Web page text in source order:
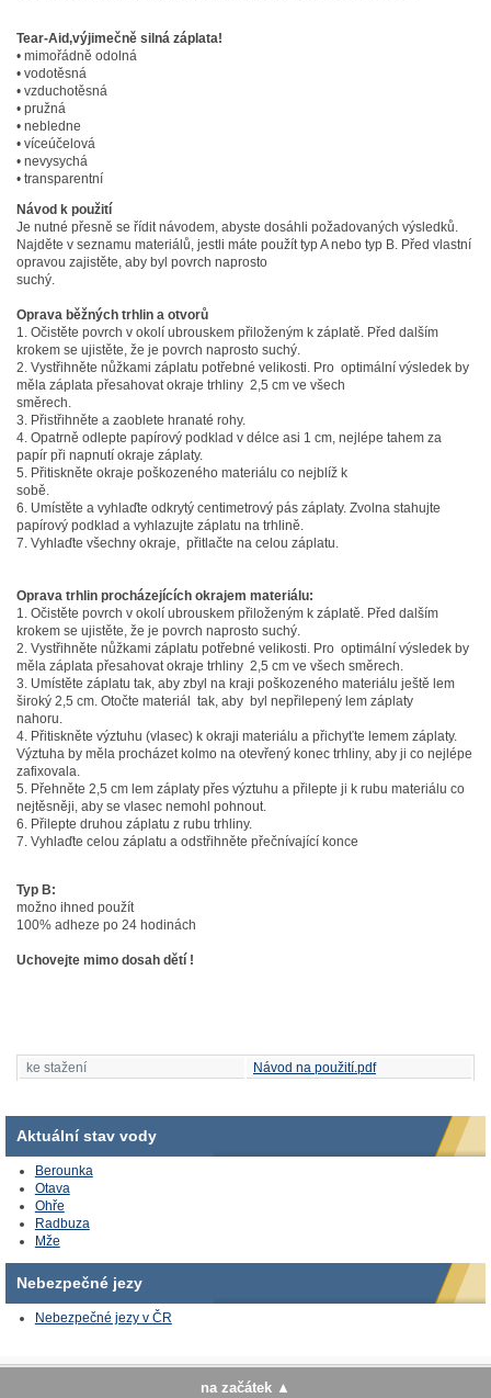
Tear-Aid,výjimečně silná záplata!
• mimořádně odolná
• vodotěsná
• vzduchotěsná
• pružná
• nebledne
• víceúčelová
• nevysychá
• transparentní
Návod k použití
Je nutné přesně se řídit návodem, abyste dosáhli požadovaných výsledků.
Najděte v seznamu materiálů, jestli máte použít typ A nebo typ B. Před vlastní
opravou zajistěte, aby byl povrch naprosto
suchý.
Oprava běžných trhlin a otvorů
1. Očistěte povrch v okolí ubrouskem přiloženým k záplatě. Před dalším
krokem se ujistěte, že je povrch naprosto suchý.
2. Vystřihněte nůžkami záplatu potřebné velikosti. Pro optimální výsledek by
měla záplata přesahovat okraje trhliny 2,5 cm ve všech
směrech.
3. Přistřihněte a zaoblete hranaté rohy.
4. Opatrně odlepte papírový podklad v délce asi 1 cm, nejlépe tahem za
papír při napnutí okraje záplaty.
5. Přitiskněte okraje poškozeného materiálu co nejblíž k
sobě.
6. Umístěte a vyhlaďte odkrytý centimetrový pás záplaty. Zvolna stahujte
papírový podklad a vyhlazujte záplatu na trhlině.
7. Vyhlaďte všechny okraje, přitlačte na celou záplatu.
Oprava trhlin procházejících okrajem materiálu:
1. Očistěte povrch v okolí ubrouskem přiloženým k záplatě. Před dalším
krokem se ujistěte, že je povrch naprosto suchý.
2. Vystřihněte nůžkami záplatu potřebné velikosti. Pro optimální výsledek by
měla záplata přesahovat okraje trhliny 2,5 cm ve všech směrech.
3. Umístěte záplatu tak, aby zbyl na kraji poškozeného materiálu ještě lem
široký 2,5 cm. Otočte materiál tak, aby byl nepřilepený lem záplaty
nahoru.
4. Přitiskněte výztuhu (vlasec) k okraji materiálu a přichyťte lemem záplaty.
Výztuha by měla procházet kolmo na otevřený konec trhliny, aby ji co nejlépe
zafixovala.
5. Přehněte 2,5 cm lem záplaty přes výztuhu a přilepte ji k rubu materiálu co
nejtěsněji, aby se vlasec nemohl pohnout.
6. Přilepte druhou záplatu z rubu trhliny.
7. Vyhlaďte celou záplatu a odstřihněte přečnívající konce
Typ B:
možno ihned použít
100% adheze po 24 hodinách
Uchovejte mimo dosah dětí !
ke stažení Návod na použití.pdf
Aktuální stav vody
Berounka
Otava
Ohře
Radbuza
Mže
Nebezpečné jezy
Nebezpečné jezy v ČR
na začátek